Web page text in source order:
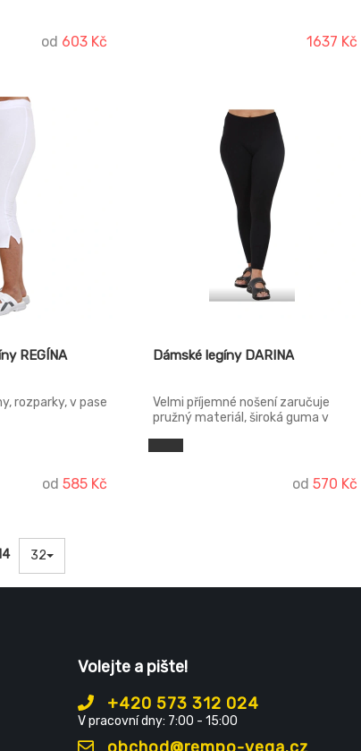
od 603 Kč
jištěná zápinkou s knoflíkem. Délka
1637 Kč
REGÍNA
rozparky, v pase
od 585 Kč
Dámské legíny DARINA
Velmi příjemné nošení zaručuje
pružný materiál, široká guma v
od 570 Kč
32
Volejte a pište!
+420 573 312 024
V pracovní dny: 7:00 - 15:00